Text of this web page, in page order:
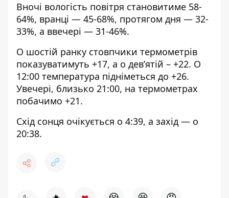
Вночі вологість повітря становитиме 58-
64%, вранці — 45-68%, протягом дня — 32-
33%, а ввечері — 31-46%.
О шостій ранку стовпчики термометрів
показуватимуть +17, а о дев’ятій – +22. О
12:00 температура підніметься до +26.
Увечері, близько 21:00, на термометрах
побачимо +21.
Схід сонця очікується о 4:39, а захід — о
20:38.